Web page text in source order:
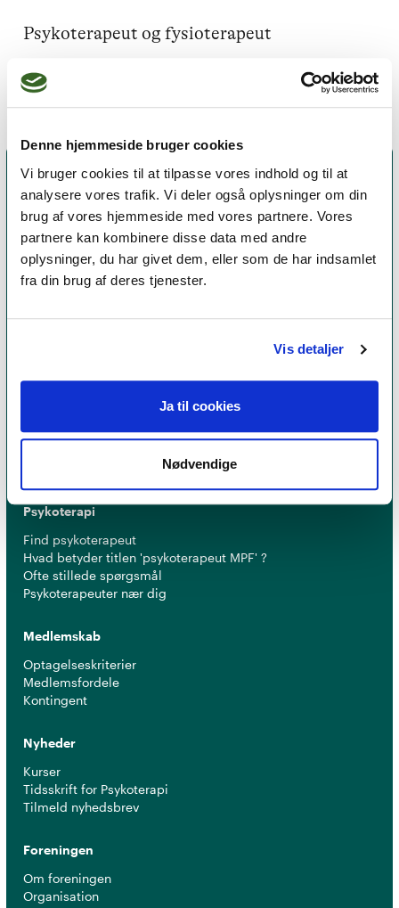
Denne hjemmeside bruger cookies
Vi bruger cookies til at tilpasse vores indhold og til at
analysere vores trafik. Vi deler også oplysninger om din
brug af vores hjemmeside med vores partnere. Vores
partnere kan kombinere disse data med andre
oplysninger, du har givet dem, eller som de har indsamlet
fra din brug af deres tjenester.
Vis detaljer
Ja til cookies
Nødvendige
Psykoterapeut og fysioterapeut
Et medlemskab af Dansk Psykoterapeutforening
erfaring for at få lov til at kalde sig
MPF
Psykoterapi
Find psykoterapeut
Hvad betyder titlen 'psykoterapeut MPF' ?
Ofte stillede spørgsmål
Psykoterapeuter nær dig
Medlemskab
Optagelseskriterier
Medlemsfordele
Kontingent
Nyheder
Kurser
Tidsskrift for Psykoterapi
Tilmeld nyhedsbrev
Foreningen
Om foreningen
Organisation